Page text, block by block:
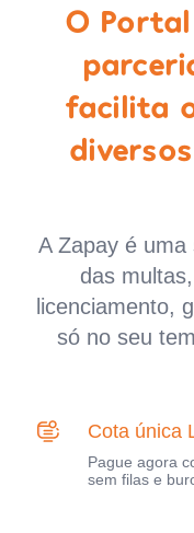
O
facilita
A Zapay é
das
licenciamento,
só no seu
Cota única
Pague agora
sem filas e